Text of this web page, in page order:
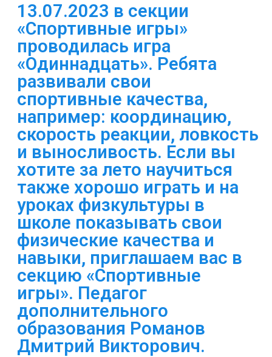
13.07.2023 в секции
«Спортивные игры»
проводилась игра
«Одиннадцать». Ребята
развивали свои
спортивные качества,
например: координацию,
скорость реакции, ловкость
и выносливость. Если вы
хотите за лето научиться
также хорошо играть и на
уроках физкультуры в
школе показывать свои
физические качества и
навыки, приглашаем вас в
секцию «Спортивные
игры». Педагог
дополнительного
образования Романов
Дмитрий Викторович.